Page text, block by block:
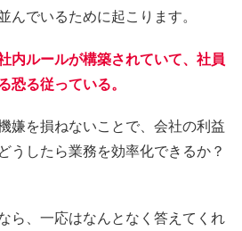
んでいるために起こります。
内ルールが構築されていて、社員
恐る従っている。
嫌を損ねないことで、会社の利益
うしたら業務を効率化できるか？
ら、一応はなんとなく答えてくれ